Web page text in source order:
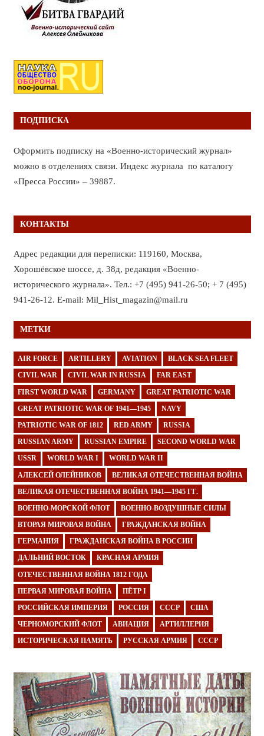
ПОДПИСКА
Оформить подписку на «Военно-исторический журнал»
можно в отделениях связи. Индекс журнала по каталогу
«Пресса России» – 39887.
КОНТАКТЫ
Адрес редакции для переписки: 119160, Москва,
Хорошёвское шоссе, д. 38д, редакция «Военно-
исторического журнала». Тел.: +7 (495) 941-26-50; + 7 (495)
941-26-12. E-mail: Mil_Hist_magazin@mail.ru
МЕТКИ
AIR FORCE ARTILLERY AVIATION BLACK SEA FLEET
CIVIL WAR CIVIL WAR IN RUSSIA FAR EAST
FIRST WORLD WAR GERMANY GREAT PATRIOTIC WAR
GREAT PATRIOTIC WAR OF 1941—1945 NAVY
PATRIOTIC WAR OF 1812 RED ARMY RUSSIA
RUSSIAN ARMY RUSSIAN EMPIRE SECOND WORLD WAR
USSR WORLD WAR I WORLD WAR II
АЛЕКСЕЙ ОЛЕЙНИКОВ ВЕЛИКАЯ ОТЕЧЕСТВЕННАЯ ВОЙНА
ВЕЛИКАЯ ОТЕЧЕСТВЕННАЯ ВОЙНА 1941—1945 ГГ.
ВОЕННО-МОРСКОЙ ФЛОТ ВОЕННО-ВОЗДУШНЫЕ СИЛЫ
ВТОРАЯ МИРОВАЯ ВОЙНА ГРАЖДАНСКАЯ ВОЙНА
ГЕРМАНИЯ ГРАЖДАНСКАЯ ВОЙНА В РОССИИ
ДАЛЬНИЙ ВОСТОК КРАСНАЯ АРМИЯ
ОТЕЧЕСТВЕННАЯ ВОЙНА 1812 ГОДА
ПЕРВАЯ МИРОВАЯ ВОЙНА ПЁТР I
РОССИЙСКАЯ ИМПЕРИЯ РОССИЯ СССР США
ЧЕРНОМОРСКИЙ ФЛОТ АВИАЦИЯ АРТИЛЛЕРИЯ
ИСТОРИЧЕСКАЯ ПАМЯТЬ РУССКАЯ АРМИЯ СССР